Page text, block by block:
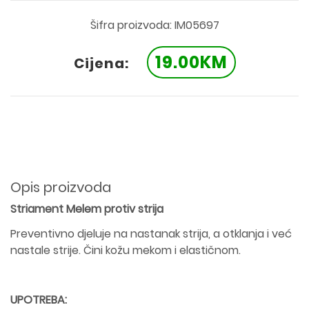
Šifra proizvoda: IM05697
Cijena: 19.00KM
Opis proizvoda
Striament Melem protiv strija
Preventivno djeluje na nastanak strija, a otklanja i već
nastale strije. Čini kožu mekom i elastičnom.
UPOTREBA: